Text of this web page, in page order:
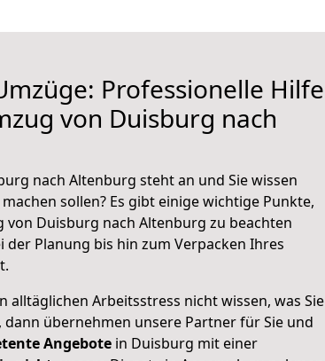
Professionelle Hilfe
von Duisburg nach
nach Altenburg steht an und Sie wissen
sollen? Es gibt einige wichtige Punkte,
von Duisburg nach Altenburg zu beachten
der Planung bis hin zum Verpacken Ihres
alltäglichen Arbeitsstress nicht wissen, was Sie
übernehmen unsere Partner für Sie und
Angebote in Duisburg mit einer